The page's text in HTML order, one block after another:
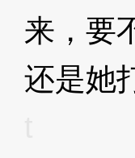
来，要
还是她